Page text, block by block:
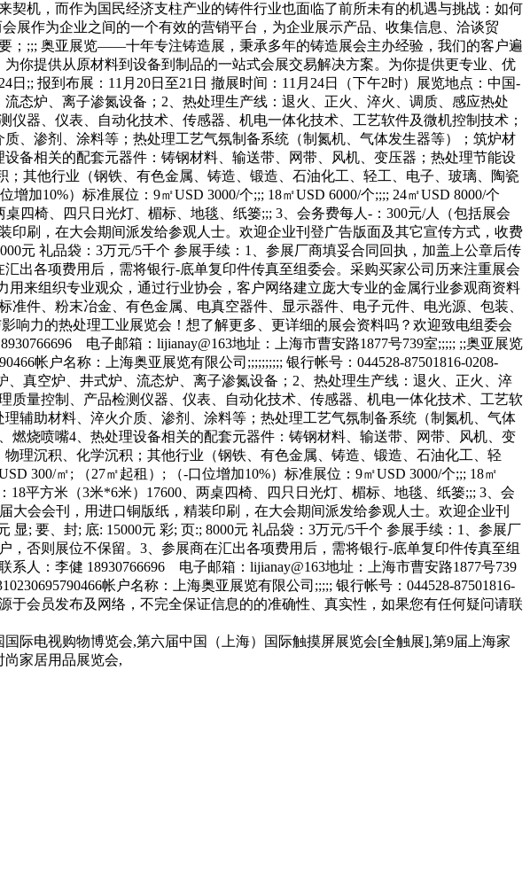
机，而作为国民经济支柱产业的铸件行业也面临了前所未有的机遇与挑战：如何
展作为企业之间的一个有效的营销平台，为企业展示产品、收集信息、洽谈贸
；;;; 奥亚展览——十年专注铸造展，秉承多年的铸造展会主办经验，我们的客户遍
你提供从原材料到设备到制品的一站式会展交易解决方案。为你提供更专业、优
;; 报到布展：11月20日至21日 撤展时间：11月24日（下午2时）展览地点：中国-
态炉、离子渗氮设备；2、热处理生产线：退火、正火、淬火、调质、感应热处
器、仪表、自动化技术、传感器、机电一体化技术、工艺软件及微机控制技术；
、渗剂、涂料等；热处理工艺气氛制备系统（制氮机、气体发生器等）；筑炉材
备相关的配套元器件：铸钢材料、输送带、网带、风机、变压器；热处理节能设
其他行业（钢铁、有色金属、铸造、锻造、石油化工、轻工、电子、玻璃、陶瓷
加10%）标准展位：9㎡USD 3000/个;;; 18㎡USD 6000/个;;;; 24㎡USD 8000/个
四椅、四只日光灯、楣标、地毯、纸篓;;; 3、会务费每人-：300元/人（包括展会
刷，在大会期间派发给参观人士。欢迎企业刊登广告版面及其它宣传方式，收费
元 礼品袋：3万元/5千个 参展手续：1、参展厂商填妥合同回执，加盖上公章后传
出各项费用后，需将银行-底单复印件传真至组委会。采购买家公司历来注重展会
来组织专业观众，通过行业协会，客户网络建立庞大专业的金属行业参观商资料
件、粉末冶金、有色金属、电真空器件、显示器件、电子元件、电光源、包装、
响力的热处理工业展览会！想了解更多、更详细的展会资料吗？欢迎致电组委会
电子邮箱：lijianay@163地址：上海市曹安路1877号739室;;;;; ;;奥亚展览
帐户名称：上海奥亚展览有限公司;;;;;;;;;; 银行帐号：044528-87501816-0208-
真空炉、井式炉、流态炉、离子渗氮设备；2、热处理生产线：退火、正火、淬
量控制、产品检测仪器、仪表、自动化技术、传感器、机电一体化技术、工艺软
辅助材料、淬火介质、渗剂、涂料等；热处理工艺气氛制备系统（制氮机、气体
烧喷嘴4、热处理设备相关的配套元器件：铸钢材料、输送带、网带、风机、变
理沉积、化学沉积；其他行业（钢铁、有色金属、铸造、锻造、石油化工、轻
300/㎡; （27㎡起租）; （-口位增加10%）标准展位：9㎡USD 3000/个;;; 18㎡
18平方米（3米*6米）17600、两桌四椅、四只日光灯、楣标、地毯、纸篓;;; 3、会
会会刊，用进口铜版纸，精装印刷，在大会期间派发给参观人士。欢迎企业刊
; 要、封; 底: 15000元 彩; 页:; 8000元 礼品袋：3万元/5千个 参展手续：1、参展厂
否则展位不保留。3、参展商在汇出各项费用后，需将银行-底单复印件传真至组
系人：李健 18930766696 电子邮箱：lijianay@163地址：上海市曹安路1877号739
帐户名称：上海奥亚展览有限公司;;;;; 银行帐号：044528-87501816-
于会员发布及网络，不完全保证信息的的准确性、真实性，如果您有任何疑问请联
际电视购物博览会,第六届中国（上海）国际触摸屏展览会[全触展],第9届上海家
家居用品展览会,